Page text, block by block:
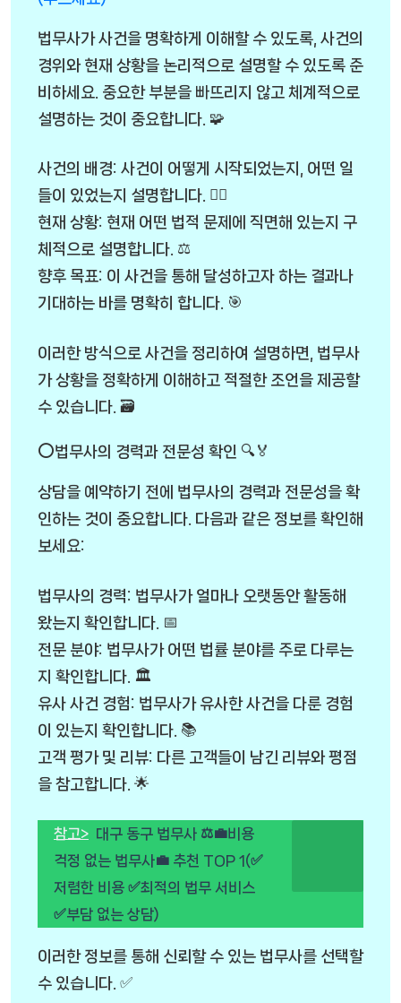
법무사가 사건을 명확하게 이해할 수 있도록, 사건의
경위와 현재 상황을 논리적으로 설명할 수 있도록 준
비하세요. 중요한 부분을 빠뜨리지 않고 체계적으로
설명하는 것이 중요합니다. 🧩
사건의 배경: 사건이 어떻게 시작되었는지, 어떤 일
들이 있었는지 설명합니다. 🕵️‍♂️
현재 상황: 현재 어떤 법적 문제에 직면해 있는지 구
체적으로 설명합니다. ⚖️
향후 목표: 이 사건을 통해 달성하고자 하는 결과나
기대하는 바를 명확히 합니다. 🎯
이러한 방식으로 사건을 정리하여 설명하면, 법무사
가 상황을 정확하게 이해하고 적절한 조언을 제공할
수 있습니다. 🗃️
⭕법무사의 경력과 전문성 확인 🔍🏅
상담을 예약하기 전에 법무사의 경력과 전문성을 확
인하는 것이 중요합니다. 다음과 같은 정보를 확인해
보세요:
법무사의 경력: 법무사가 얼마나 오랫동안 활동해
왔는지 확인합니다. 📅
전문 분야: 법무사가 어떤 법률 분야를 주로 다루는
지 확인합니다. 🏛️
유사 사건 경험: 법무사가 유사한 사건을 다룬 경험
이 있는지 확인합니다. 📚
고객 평가 및 리뷰: 다른 고객들이 남긴 리뷰와 평점
을 참고합니다. 🌟
참고> 대구 동구 법무사 ⚖️💼비용
걱정 없는 법무사💼 추천 TOP 1(✅
저렴한 비용 ✅최적의 법무 서비스
✅부담 없는 상담)
이러한 정보를 통해 신뢰할 수 있는 법무사를 선택할
수 있습니다. ✅